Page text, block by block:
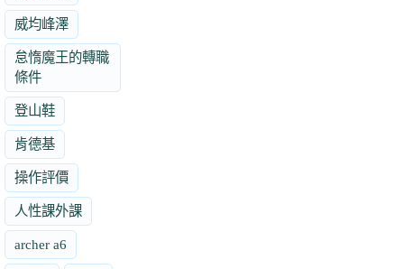
威均峰澤
怠惰魔王的轉職
條件
登山鞋
肯德基
操作評價
人性課外課
archer a6